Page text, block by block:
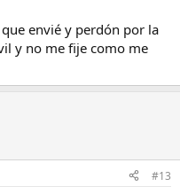
envié y perdón por la
y no me fije como me
#13